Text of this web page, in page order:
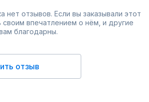
нет отзывов. Если вы заказывали этот
своим впечатлением о нём, и другие
благодарны.
отзыв